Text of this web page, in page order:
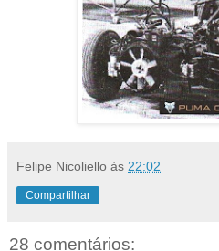
Felipe Nicoliello às 22:02
Compartilhar
28 comentários: